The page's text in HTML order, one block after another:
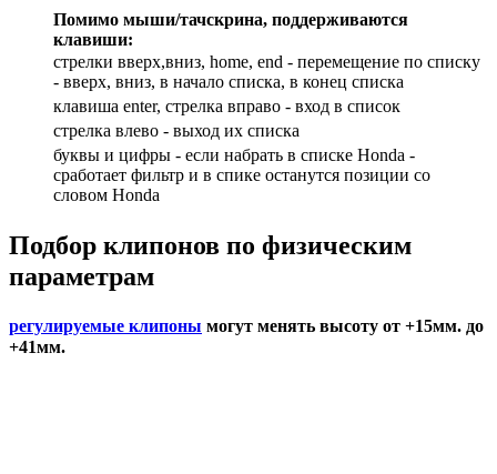
Помимо мыши/тачскрина, поддерживаются
клавиши:
стрелки вверх,вниз, home, end - перемещение по списку
- вверх, вниз, в начало списка, в конец списка
клавиша enter, стрелка вправо - вход в список
cтрелка влево - выход их списка
буквы и цифры - если набрать в списке Honda -
сработает фильтр и в спике останутся позиции со
словом Honda
Подбор клипонов по физическим
параметрам
регулируемые клипоны могут менять высоту от +15мм. до
+41мм.